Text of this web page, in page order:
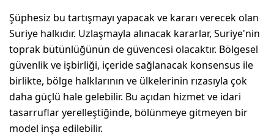
Şüphesiz bu tartışmayı yapacak ve kararı verecek olan
Suriye halkıdır. Uzlaşmayla alınacak kararlar, Suriye'nin
toprak bütünlüğünün de güvencesi olacaktır. Bölgesel
güvenlik ve işbirliği, içeride sağlanacak konsensus ile
birlikte, bölge halklarının ve ülkelerinin rızasıyla çok
daha güçlü hale gelebilir. Bu açıdan hizmet ve idari
tasarruflar yerelleştiğinde, bölünmeye gitmeyen bir
model inşa edilebilir.